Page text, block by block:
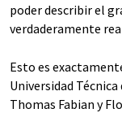
poder describir el
verdaderamente
Esto es
Universidad
Thomas Fabian y